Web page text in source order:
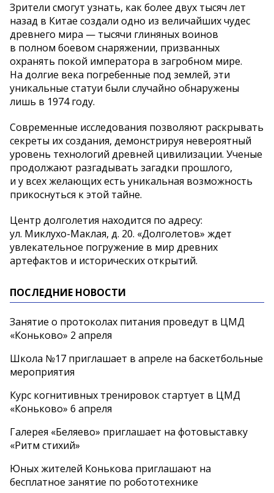
Зрители смогут узнать, как более двух тысяч лет
назад в Китае создали одно из величайших чудес
древнего мира — тысячи глиняных воинов
в полном боевом снаряжении, призванных
охранять покой императора в загробном мире.
На долгие века погребенные под землей, эти
уникальные статуи были случайно обнаружены
лишь в 1974 году.
Современные исследования позволяют раскрывать
секреты их создания, демонстрируя невероятный
уровень технологий древней цивилизации. Ученые
продолжают разгадывать загадки прошлого,
и у всех желающих есть уникальная возможность
прикоснуться к этой тайне.
Центр долголетия находится по адресу:
ул. Миклухо-Маклая, д. 20. «Долголетов» ждет
увлекательное погружение в мир древних
артефактов и исторических открытий.
ПОСЛЕДНИЕ НОВОСТИ
Занятие о протоколах питания проведут в ЦМД
«Коньково» 2 апреля
Школа №17 приглашает в апреле на баскетбольные
мероприятия
Курс когнитивных тренировок стартует в ЦМД
«Коньково» 6 апреля
Галерея «Беляево» приглашает на фотовыставку
«Ритм стихий»
Юных жителей Конькова приглашают на
бесплатное занятие по робототехнике